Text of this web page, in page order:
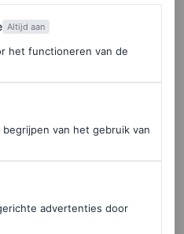
kostuum
Ferguson aan Vogue
de sluiers, representatief
status als concubine
kleding dragen,
in de grote zaal zijn, maar
Toch heeft ze
Altijd aan
het functioneren van de
van het gebruik van
advertenties door